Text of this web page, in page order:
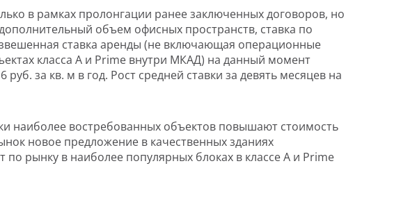
в рамках пролонгации ранее заключенных договоров, но
объем офисных пространств, ставка по
ставка аренды (не включающая операционные
класса А и Prime внутри МКАД) на данный момент
руб. за кв. м в год. Рост средней ставки за девять месяцев на
наиболее востребованных объектов повышают стоимость
новое предложение в качественных зданиях
рынку в наиболее популярных блоках в классе А и Prime